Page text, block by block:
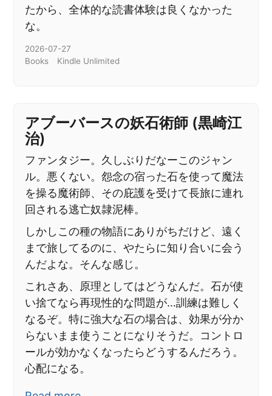
たから、全体的な読書体験は良くなかった
な。
2026-07-27
Books
Kindle Unlimited
アブーバースの妖石術師 (黒崎江
治)
ファンタジー。久しぶりだなーこのジャン
ル。悪くない。怨念の宿った石を使って魔法
を操る魔術師、その庇護を受けて長旅に連れ
回される逃亡奴隷泥棒。
しかしこの種の物語にありがちだけど、遠く
まで旅してるのに、やたらに知り合いに会う
んだよな。そんな感じ。
これさあ、原理としてはどうなんだ。石が使
い捨てなら再現性的な問題が…訓練は難しく
なるぞ。特に強大な石の場合は、効果が分か
らないまま使うことになりそうだ。コントロ
ールが効かなくなったらどうするんだろう。
心配になる。